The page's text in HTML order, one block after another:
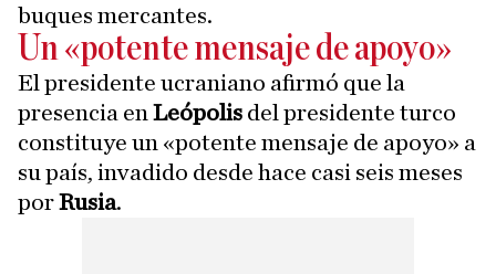
buques mercantes.
Un «potente mensaje de apoyo»
El presidente ucraniano afirmó que la
presencia en Leópolis del presidente turco
constituye un «potente mensaje de apoyo» a
su país, invadido desde hace casi seis meses
porRusia.